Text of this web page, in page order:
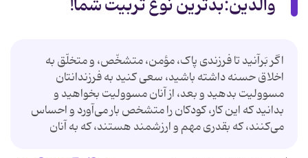
والدین:بدترین نوع تربیت شما!
اگر بَرآنید تا فرزندی پاک، مؤمن، متشخّص، و متخلّق به
اخلاق حسنه داشته باشید، سعی کنید به فرزندانتان
مسوولیت بدهید و بعد، از آنان مسوولیت بخواهید و
بدانید که این کار، کودکان را متشخص بار می‌آورد و احساس
می‌کنند، که بقدری مهم و ارزشمند هستند، که به آنان